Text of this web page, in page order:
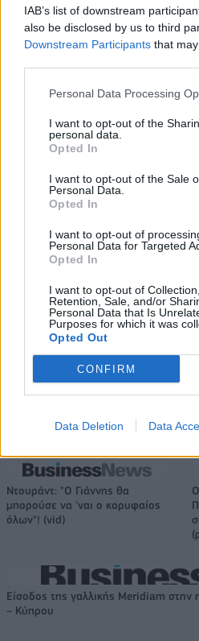
IAB’s list of downstream
also be disclosed by us to third
Downstream Participants that
Personal Data Processing
I want to opt-out of the
personal data.
Opted In
I want to opt-out of the Sale
Personal Data.
Opted In
I want to opt-out of
Personal Data for Targeted
Opted In
I want to opt-out of
Retention, Sale, and/or
Personal Data that Is
Purposes for which it was
Opted Out
CONFIRM
Data Deletion Data
ΔΕΗ: Ισχυρή ανάπτυξη στο α΄
προσαρμοσμένο EBITDA στα 1,2
δισ. ευρώ
IAB Hellas: Νέα Διοικούσα Επιτροπή
Νέο Audi A2 e-tron με στόχο
την κορυφή της
αποδοτικότητας
Το FIAT 500 Hybrid τώρα από 18.990
Ντουράντ: "Ο Γιάννης θα
μπορούσε να 'ναι ο κορυφαίος
όλων"! (vid)
Είσοδος της γαλλικής Meridiam στην
– Κύπρου